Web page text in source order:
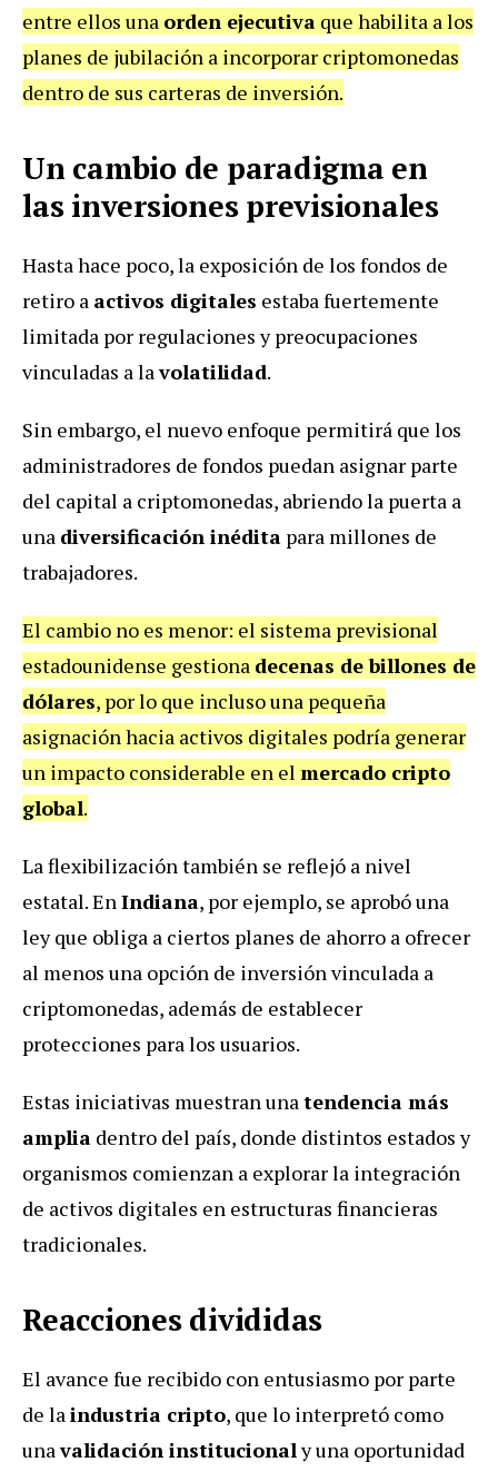
entre ellos una orden ejecutiva que habilita a los
planes de jubilación a incorporar criptomonedas
dentro de sus carteras de inversión.
Un cambio de paradigma en
las inversiones previsionales
Hasta hace poco, la exposición de los fondos de
retiro a activos digitales estaba fuertemente
limitada por regulaciones y preocupaciones
vinculadas a lavolatilidad.
Sin embargo, el nuevo enfoque permitirá que los
administradores de fondos puedan asignar parte
del capital a criptomonedas, abriendo la puerta a
una diversificación inédita para millones de
trabajadores.
El cambio no es menor: el sistema previsional
estadounidense gestiona decenas de billones de
dólares, por lo que incluso una pequeña
asignación hacia activos digitales podría generar
un impacto considerable en el mercado cripto
global.
La flexibilización también se reflejó a nivel
estatal. EnIndiana, por ejemplo, se aprobó una
ley que obliga a ciertos planes de ahorro a ofrecer
al menos una opción de inversión vinculada a
criptomonedas, además de establecer
protecciones para los usuarios.
Estas iniciativas muestran unatendencia más
amplia dentro del país, donde distintos estados y
organismos comienzan a explorar la integración
de activos digitales en estructuras financieras
tradicionales.
Reacciones divididas
El avance fue recibido con entusiasmo por parte
de laindustria cripto, que lo interpretó como
unavalidación institucionaly una oportunidad